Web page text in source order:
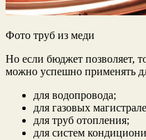
Фото труб из меди
Но если бюджет позволяет,
можно успешно применять
для водопровода;
для газовых
для труб отопления;
для систем